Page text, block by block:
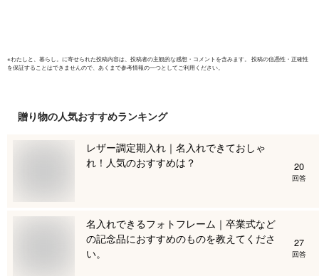
※わたしと、暮らし。 に寄せられた投稿内容は、投稿者の主観的な感想・コメントを含みます。 投稿の信憑性・正確性
を保証することはできませんので、あくまで参考情報の一つとしてご利用ください。
贈り物の人気おすすめランキング
レザー調定期入れ｜名入れできておしゃ
れ！人気のおすすめは？
20
回答
名入れできるフォトフレーム｜卒業式など
の記念品におすすめのものを教えてくださ
い。
27
回答